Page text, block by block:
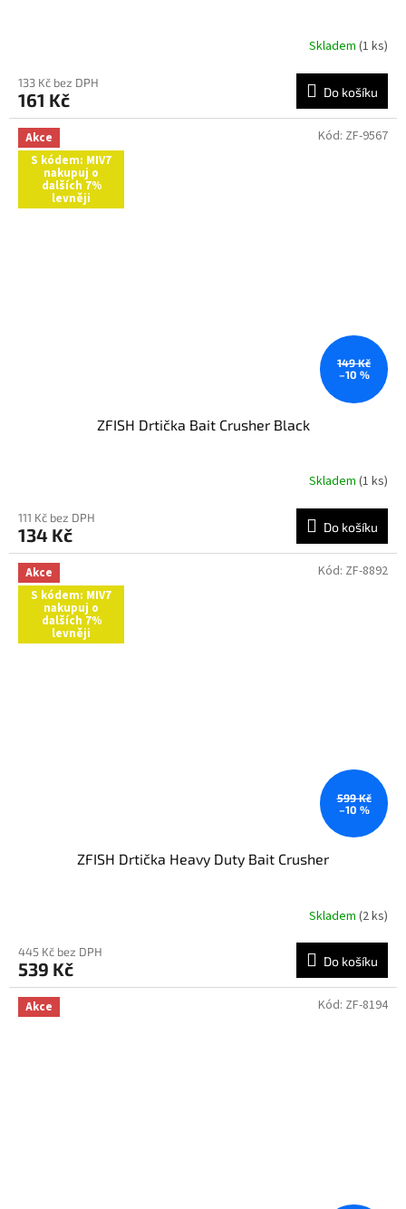
Skladem (1 ks)
133 Kč bez DPH
161 Kč Do košíku
Akce
S kódem: MIV7
nakupuj o
dalších 7%
levněji
149 Kč
–10 %
ZFISH Drtička Bait Crusher Black
Skladem (1 ks)
111 Kč bez DPH
134 Kč Do košíku
Kód: ZF-9567
Akce
S kódem: MIV7
nakupuj o
dalších 7%
levněji
599 Kč
–10 %
ZFISH Drtička Heavy Duty Bait Crusher
Skladem (2 ks)
445 Kč bez DPH
539 Kč Do košíku
Kód: ZF-8892
Akce Kód: ZF-8194